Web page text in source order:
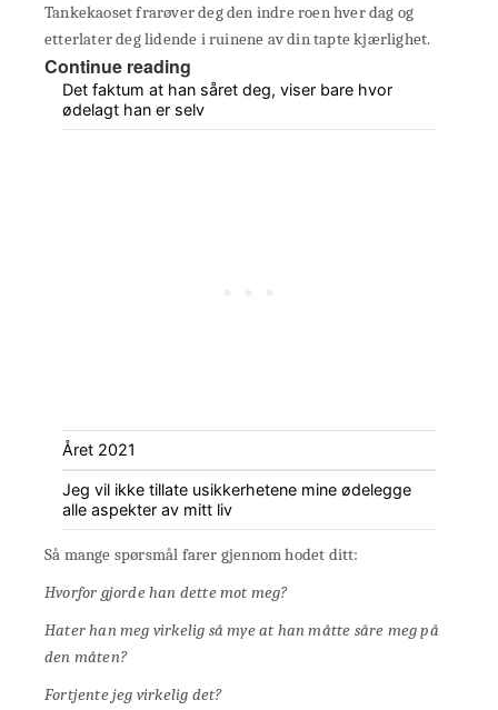
Tankekaoset frarøver deg den indre roen hver dag og
etterlater deg lidende i ruinene av din tapte kjærlighet.
Continue reading
Det faktum at han såret deg, viser bare hvor
ødelagt han er selv
Året 2021
Jeg vil ikke tillate usikkerhetene mine ødelegge
alle aspekter av mitt liv
Så mange spørsmål farer gjennom hodet ditt:
Hvorfor gjorde han dette mot meg?
Hater han meg virkelig så mye at han måtte såre meg på
den måten?
Fortjente jeg virkelig det?